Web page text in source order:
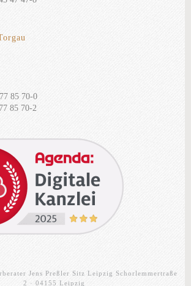
85 70-0
85 70-2
Jens Preßler Sitz Leipzig Schorlemmertraße
2 · 04155 Leipzig